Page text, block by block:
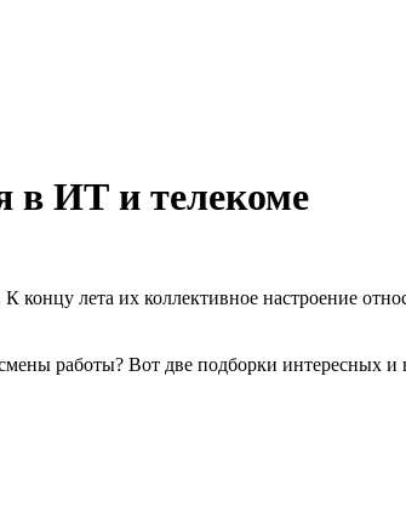
в ИТ и телекоме
лета их коллективное настроение
работы? Вот две подборки интересных